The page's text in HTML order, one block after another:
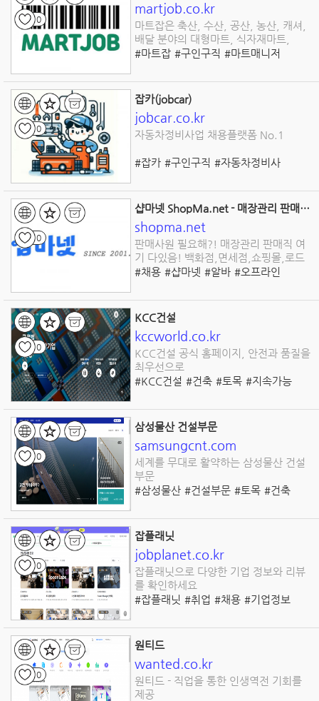
martjob.co.kr
마트잡은 축산, 수산, 공산, 농산, 캐셔,
배달 분야의 대형마트, 식자재마트,
#마트잡 #구인구직 #마트매니저
#채용
0
잡카(jobcar)
jobcar.co.kr
자동차정비사업 채용플랫폼 No.1
#잡카 #구인구직 #자동차정비사
#채용플랫폼 #카센터 #블루핸즈
#수입차정비직
#전기차정비직
0
샵마넷 ShopMa.net - 매장관리 판매직 취업플랫폼 1위
shopma.net
판매사원 필요해?! 매장관리 판매직 여
기 다있음! 백화점,면세점,쇼핑몰,로드
#채용 #샵마넷 #알바 #오프라인
#매장관리직 #판매직 #인재매칭
#채용플랫폼
#리테일서비스
#오프라인채용 #명품채용
#럭셔리비즈니스 #일자리
0
KCC건설
kccworld.co.kr
KCC건설 공식 홈페이지, 안전과 품질을
최우선으로
#KCC건설 #건축 #토목 #지속가능
#고객서비스 #건설솔루션 #안전관리
0
삼성물산 건설부문
samsungcnt.com
세계를 무대로 활약하는 삼성물산 건설
부문
#삼성물산 #건설부문 #토목 #건축
#CSR #기업사회책임
0
잡플래닛
jobplanet.co.kr
잡플래닛으로 다양한 기업 정보와 리뷰
를 확인하세요
#잡플래닛 #취업 #채용 #기업정보
#채용공고 #경력개발 #취업사이트
0
원티드
wanted.co.kr
원티드 - 직업을 통한 인생역전 기회를
제공
0